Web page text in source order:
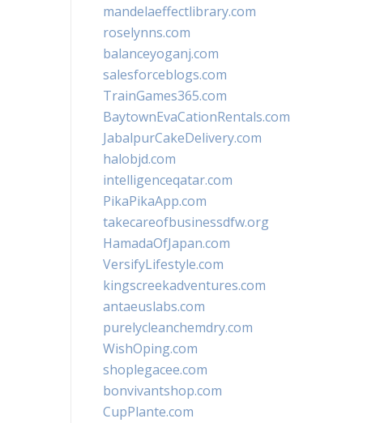
mandelaeffectlibrary.com
roselynns.com
balanceyoganj.com
salesforceblogs.com
TrainGames365.com
BaytownEvaCationRentals.com
JabalpurCakeDelivery.com
halobjd.com
intelligenceqatar.com
PikaPikaApp.com
takecareofbusinessdfw.org
HamadaOfJapan.com
VersifyLifestyle.com
kingscreekadventures.com
antaeuslabs.com
purelycleanchemdry.com
WishOping.com
shoplegacee.com
bonvivantshop.com
CupPlante.com